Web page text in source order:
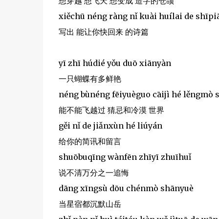
xiěchū néng ràng nǐ kuài huílai de
写出 能让你快回来 的诗篇
yī zhī húdié yǒu duō xiānyàn
一只蝴蝶有多鲜艳
néng bùnéng fēiyuèguo cāijì hé lěngmò
能不能飞越过 猜忌和冷漠 世界
gěi nǐ de jiǎnxùn hé liúyán
给你的简讯和留言
shuōbuqīng wànfēn zhīyī zhuīhuǐ
说不清万分之一追悔
dāng xīngsù dōu chénmò shānyuè
当星宿都沉默山岳